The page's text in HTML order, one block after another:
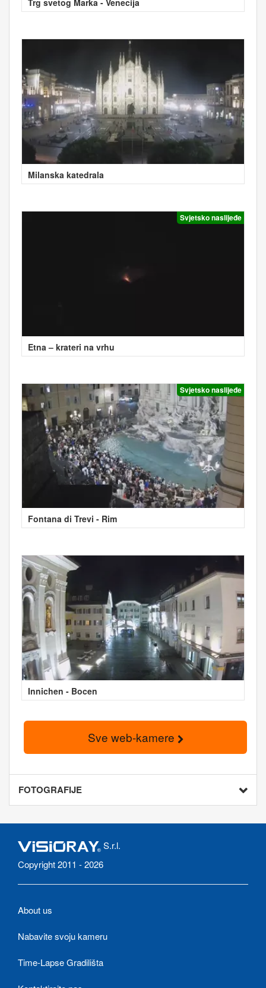
Milanska katedrala
Svjetsko naslijeđe
Etna – krateri na vrhu
Svjetsko naslijeđe
Fontana di Trevi - Rim
Innichen - Bocen
Sve web-kamere
FOTOGRAFIJE
S.r.l.
Copyright 2011 - 2026
About us
Nabavite svoju kameru
Time-Lapse Gradilišta